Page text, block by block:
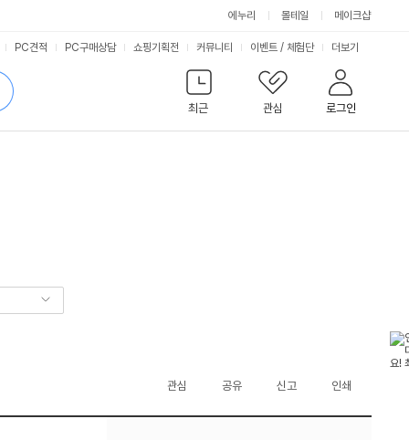
에누리 몰테일 메이크샵
최근
관심 로그인
PC견적 PC구매상담 쇼핑기획전 커뮤니티 이벤트 / 체험단 서
비
스
더보기
관심 공유 신고 인쇄